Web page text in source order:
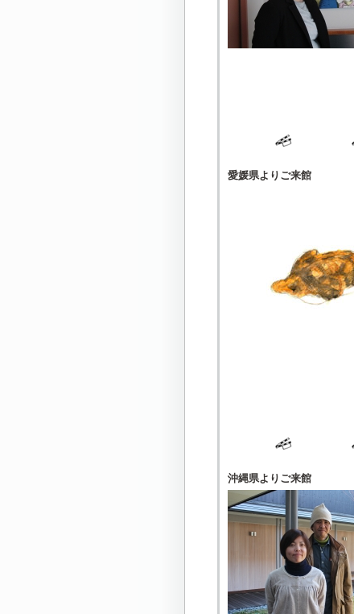
愛媛県よりご来館
沖縄県よりご来館